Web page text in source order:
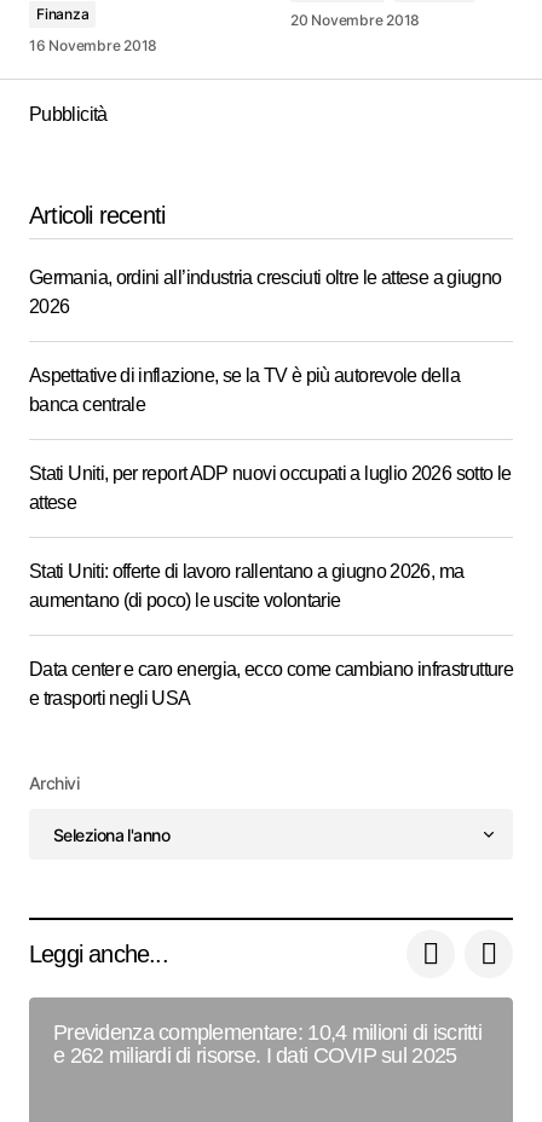
Finanza
16 Novembre 2018
20 Novembre 2018
Pubblicità
Articoli recenti
Germania, ordini all’industria cresciuti oltre le attese a giugno
2026
Aspettative di inflazione, se la TV è più autorevole della
banca centrale
Stati Uniti, per report ADP nuovi occupati a luglio 2026 sotto le
attese
Stati Uniti: offerte di lavoro rallentano a giugno 2026, ma
aumentano (di poco) le uscite volontarie
Data center e caro energia, ecco come cambiano infrastrutture
e trasporti negli USA
Archivi
Leggi anche...
Previdenza complementare: 10,4 milioni di iscritti
e 262 miliardi di risorse. I dati COVIP sul 2025